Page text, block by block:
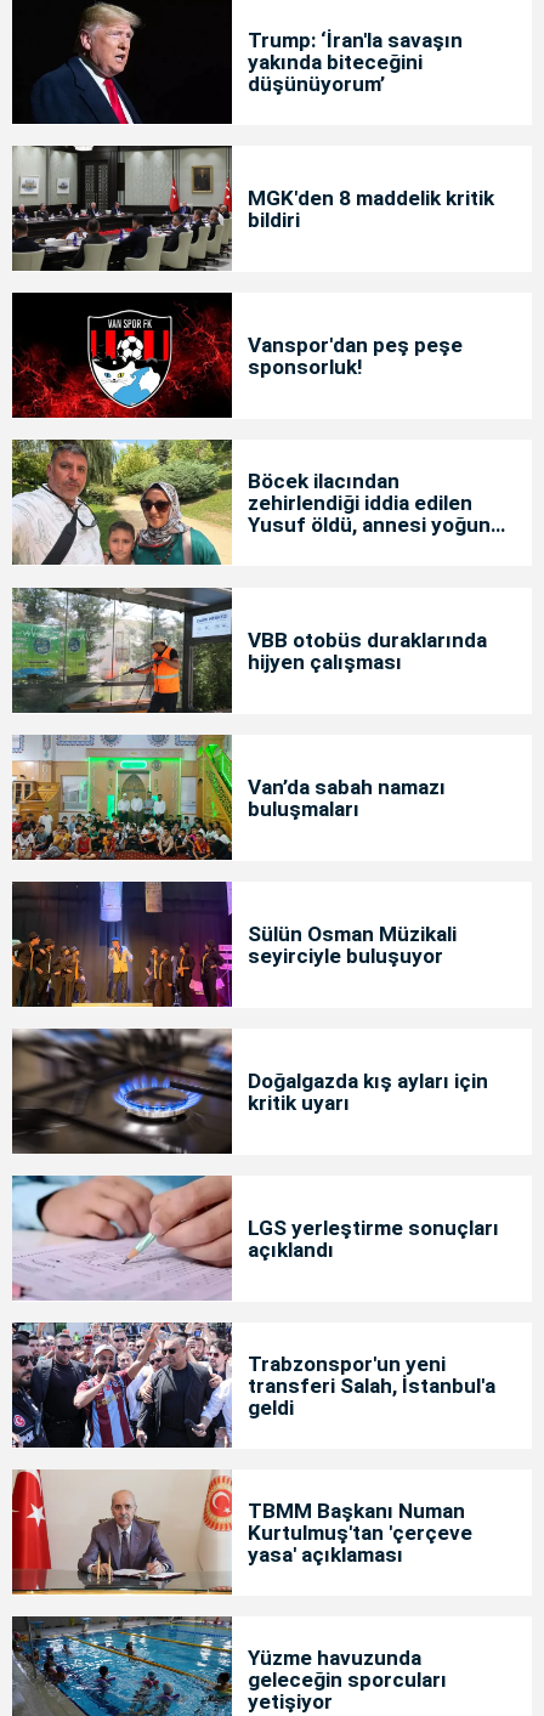
Trump: ‘İran'la savaşın
yakında biteceğini
düşünüyorum’
MGK'den 8 maddelik kritik
bildiri
Vanspor'dan peş peşe
sponsorluk!
Böcek ilacından
zehirlendiği iddia edilen
Yusuf öldü, annesi yoğun
VBB otobüs duraklarında
hijyen çalışması
Van’da sabah namazı
buluşmaları
Sülün Osman Müzikali
seyirciyle buluşuyor
Doğalgazda kış ayları için
kritik uyarı
LGS yerleştirme sonuçları
açıklandı
Trabzonspor'un yeni
transferi Salah, İstanbul'a
geldi
TBMM Başkanı Numan
Kurtulmuş'tan 'çerçeve
yasa' açıklaması
Yüzme havuzunda
geleceğin sporcuları
yetişiyor